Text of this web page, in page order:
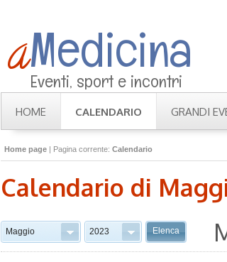
aMedicina
Eventi, sport e incontri
HOME CALENDARIO GRANDI
Home page | Pagina corrente: Calendario
Calendario di
Maggio 2023 Elenca